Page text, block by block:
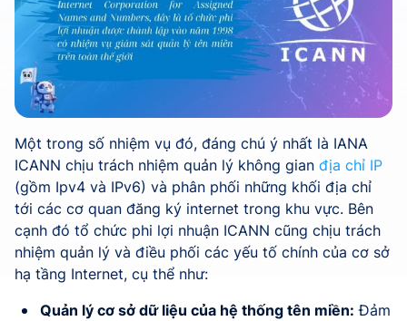
Một trong số nhiệm vụ đó, đáng chú ý nhất là IANA
ICANN chịu trách nhiệm quản lý không gian địa chỉ IP
(gồm Ipv4 và IPv6) và phân phối những khối địa chỉ
tới các cơ quan đăng ký internet trong khu vực. Bên
cạnh đó tổ chức phi lợi nhuận ICANN cũng chịu trách
nhiệm quản lý và điều phối các yếu tố chính của cơ sở
hạ tầng Internet, cụ thể như:
Quản lý cơ sở dữ liệu của hệ thống tên miền: Đảm